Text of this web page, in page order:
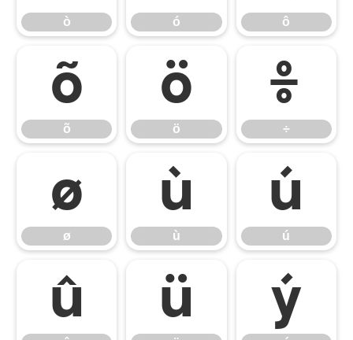
ò ó ô
õ
õ
ö
ö
÷
÷
ø
ø
ù
ù
ú
ú
û ü ý